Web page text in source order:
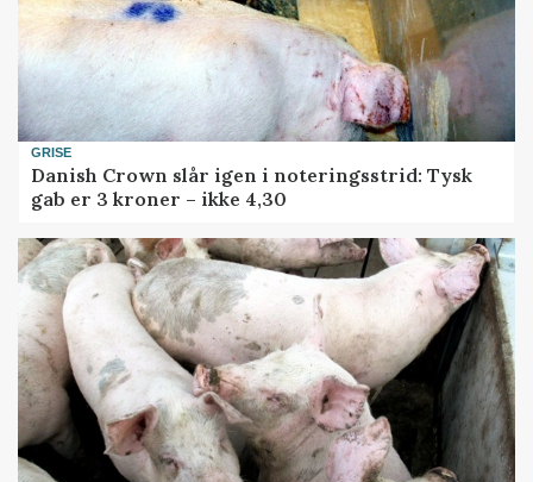
GRISE
Danish Crown slår igen i noteringsstrid: Tysk
gab er 3 kroner – ikke 4,30